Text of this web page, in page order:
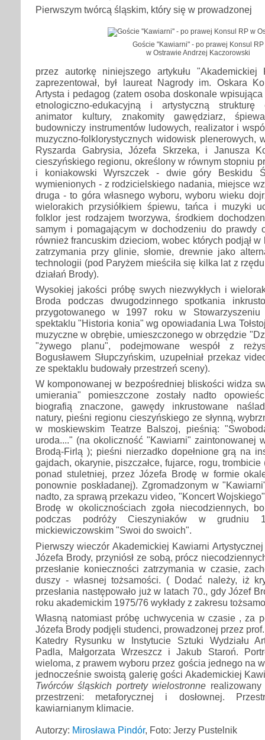
Pierwszym twórcą śląskim, który się w prowadzonej
Goście "Kawiarni" - po prawej Konsul RP
w Ostrawie Andrzej Kaczorowski
przez autorkę niniejszego artykułu "Akademickiej
zaprezentował, był laureat Nagrody im. Oskara
Artysta i pedagog (zatem osoba doskonale
etnologiczno-edukacyjną i artystyczną strukturę
animator kultury, znakomity gawędziarz,
budowniczy instrumentów ludowych, realizator i
muzyczno-folklorystycznych widowisk plenerowych,
Ryszarda Gabrysia, Józefa Skrzeka, i Janusza
cieszyńskiego regionu, określony w równym stopniu
i koniakowski Wyrszczek - dwie góry Beskidu
wymienionych - z rodzicielskiego nadania, miejsce
druga - to góra własnego wyboru, wyboru wieku
wielorakich przysiółkiem śpiewu, tańca i muzyki
folklor jest rodzajem tworzywa, środkiem
samym i pomagającym w dochodzeniu do prawdy
również francuskim dzieciom, wobec których podjął
zatrzymania przy glinie, słomie, drewnie jako
technologii (pod Paryżem mieściła się kilka lat z
działań Brody).
Wysokiej jakości próbę swych niezwykłych i
Broda podczas dwugodzinnego spotkania
przygotowanego w 1997 roku w Stowarzyszeniu
spektaklu "Historia konia" wg opowiadania Lwa
muzyczne w obrębie, umieszczonego w obrzędzie
"żywego planu", podejmowane wespół z
Bogusławem Słupczyńskim, uzupełniał przekaz
ze spektaklu budowały przestrzeń sceny).
W komponowanej w bezpośredniej bliskości widza
umierania" pomieszczone zostały nadto
biografią znaczone, gawędy inkrustowane
natury, pieśni regionu cieszyńskiego ze słynną,
w moskiewskim Teatrze Balszoj, pieśnią:
uroda...." (na okoliczność "Kawiarni" zaintonowanej
Brodą-Firlą ); pieśni nierzadko dopełnione grą na
gajdach, okarynie, piszczałce, fujarce, rogu,
ponad stuletniej, przez Józefa Brodę w formie
ponownie poskładanej). Zgromadzonym w
nadto, za sprawą przekazu video, "Koncert
Brodę w okolicznościach zgoła niecodziennych,
podczas podróży Cieszyniaków w grudniu
mickiewiczowskim "Swoi do swoich".
Pierwszy wieczór Akademickiej Kawiarni
Józefa Brody, przyniósł ze sobą, prócz
przesłanie konieczności zatrzymania w czasie,
duszy - własnej tożsamości. ( Dodać należy, iż
przesłania następowało już w latach 70., gdy Józef
roku akademickim 1975/76 wykłady z zakresu
Własną natomiast próbę uchwycenia w czasie , za
Józefa Brody podjęli studenci, prowadzonej przez
Katedry Rysunku w Instytucie Sztuki Wydziału
Padla, Małgorzata Wrzeszcz i Jakub Staroń.
wieloma, z prawem wyboru przez gościa jednego na
jednocześnie swoistą galerię gości Akademickiej
Twórców śląskich portrety wielostronne
przestrzeni: metaforycznej i dosłownej.
kawiarnianym klimacie.
Autorzy: Mirosława Pindór, Foto: Jerzy Pustelnik